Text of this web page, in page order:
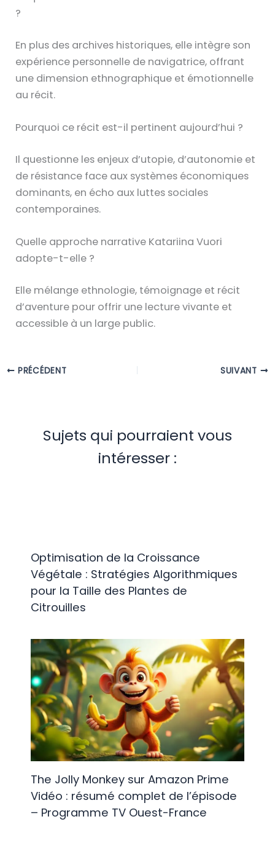
?
En plus des archives historiques, elle intègre son
expérience personnelle de navigatrice, offrant
une dimension ethnographique et émotionnelle
au récit.
Pourquoi ce récit est-il pertinent aujourd’hui ?
Il questionne les enjeux d’utopie, d’autonomie et
de résistance face aux systèmes économiques
dominants, en écho aux luttes sociales
contemporaines.
Quelle approche narrative Katariina Vuori
adopte-t-elle ?
Elle mélange ethnologie, témoignage et récit
d’aventure pour offrir une lecture vivante et
accessible à un large public.
PRÉCÉDENT SUIVANT
Sujets qui pourraient vous
intéresser :
Optimisation de la Croissance
Végétale : Stratégies Algorithmiques
pour la Taille des Plantes de
Citrouilles
The Jolly Monkey sur Amazon Prime
Vidéo : résumé complet de l’épisode
– Programme TV Ouest-France